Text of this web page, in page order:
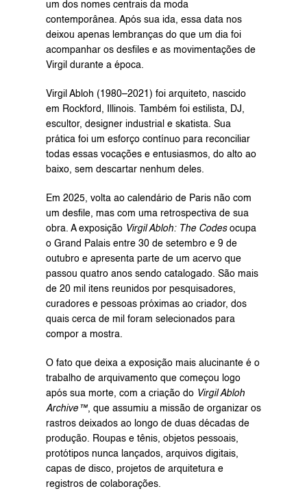
um dos nomes centrais da moda
contemporânea. Após sua ida, essa data nos
deixou apenas lembranças do que um dia foi
acompanhar os desfiles e as movimentações de
Virgil durante a época.
Virgil Abloh (1980–2021) foi arquiteto, nascido
em Rockford, Illinois. Também foi estilista, DJ,
escultor, designer industrial e skatista. Sua
prática foi um esforço contínuo para reconciliar
todas essas vocações e entusiasmos, do alto ao
baixo, sem descartar nenhum deles.
Em 2025, volta ao calendário de Paris não com
um desfile, mas com uma retrospectiva de sua
obra. A exposição Virgil Abloh: The Codes ocupa
o Grand Palais entre 30 de setembro e 9 de
outubro e apresenta parte de um acervo que
passou quatro anos sendo catalogado. São mais
de 20 mil itens reunidos por pesquisadores,
curadores e pessoas próximas ao criador, dos
quais cerca de mil foram selecionados para
compor a mostra.
O fato que deixa a exposição mais alucinante é o
trabalho de arquivamento que começou logo
após sua morte, com a criação do Virgil Abloh
Archive™, que assumiu a missão de organizar os
rastros deixados ao longo de duas décadas de
produção. Roupas e tênis, objetos pessoais,
protótipos nunca lançados, arquivos digitais,
capas de disco, projetos de arquitetura e
registros de colaborações.